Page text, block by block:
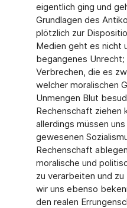
eigentlich ging und
Grundlagen des
plötzlich zur
Medien geht es nicht
begangenes Unrecht;
Verbrechen, die es
welcher moralischen
Unmengen Blut
Rechenschaft ziehen
allerdings müssen
gewesenen
Rechenschaft
moralische und
zu verarbeiten und
wir uns ebenso
den realen